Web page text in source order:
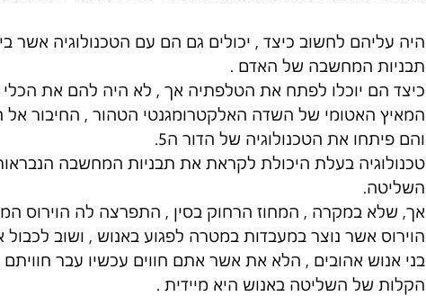
היה עליהם לחשוב כיצד , יכולים גם הם עם הטכנולוגיה אשר
תבניות המחשבה של האדם .
כיצד הם יוכלו לפתח את הטלפתיה אך , לא היה להם את
המאיץ האטומי של השדה האלקטרומגנטי הטהור , החיבור
והם פיתחו את הטכנולוגיה של הדור ה5.
טכנולוגיה בעלת היכולת לקראת את תבניות המחשבה
השליטה.
אך, שלא במקרה , המחוז הרחוק בסין , התפרצה לה הוירוס
הוירוס אשר נוצר במעבדות במטרה לפגוע באנוש , ושוב
בני אנוש אהובים , הלא את אשר אתם חווים עכשיו עבר חוויתם
הקלות של השליטה באנוש היא מיידית .